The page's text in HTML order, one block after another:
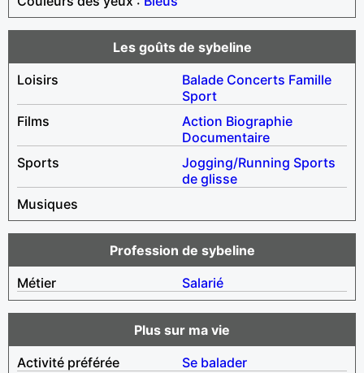
Les goûts de sybeline
Loisirs
Balade Concerts Famille
Sport
Films
Action Biographie
Documentaire
Sports
Jogging/Running Sports
de glisse
Musiques
Profession de sybeline
Métier
Salarié
Plus sur ma vie
Activité préférée
Se balader